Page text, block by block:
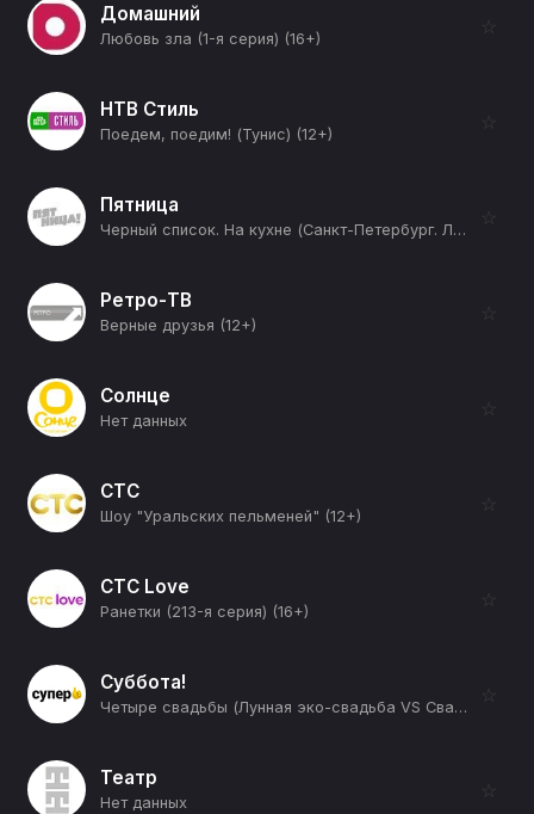
Домашний
Любовь зла (1-я серия) (16+)
☆
НТВ Стиль
Поедем, поедим! (Тунис) (12+)
☆
Пятница
Черный список. На кухне (Санкт-Петербург. Ланселот) (12+)
☆
Ретро-ТВ
Верные друзья (12+)
☆
Солнце
Нет данных
☆
СТС
Шоу "Уральских пельменей" (12+)
☆
СТС Love
Ранетки (213-я серия) (16+)
☆
Суббота!
Четыре свадьбы (Лунная эко-свадьба VS Свадьба с адыгейскими мотивами) (12+)
☆
Театр
Нет данных
☆